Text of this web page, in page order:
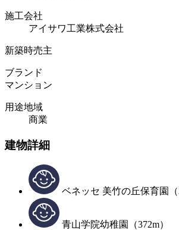
施工会社
アイサワ工業株式会社
新築時売主
ブランド
マンション
用途地域
商業
建物詳細
ベネッセ 美竹の丘保育園（
青山学院幼稚園（372m）